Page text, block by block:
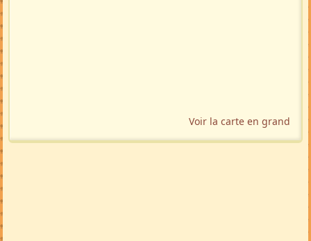
Voir la carte en grand